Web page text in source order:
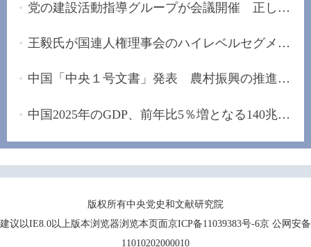
党の建設活動指導グループが会議開催 正しい政治...
王毅氏が国連人権理事会のハイレベルセグメントに...
中国「中央１号文書」発表 農村振興の推進手配
中国2025年のGDP、前年比5％増となる140兆元の大...
版权所有中央党史和文献研究院
建议以IE8.0以上版本浏览器浏览本页面京ICP备11039383号-6京 公网安备
11010202000010